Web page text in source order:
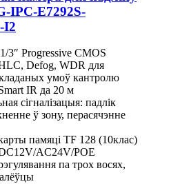
IPC-E7292S-
I2
3″ Progressive CMOS
Defog, WDR для
умоў кантролю
IR да 20 м
сігналізацыя: падлік
ў зону, перасячэнне
памяці TF 128 (10клас)
AC24V/POE
па трох восях,